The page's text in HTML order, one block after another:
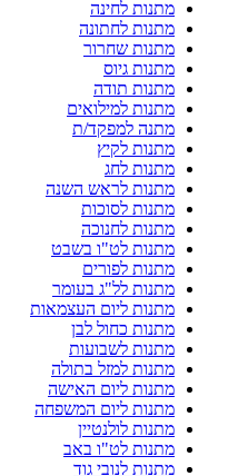
מתנות לחינה
מתנות לחתונה
מתנות שחרור
מתנות גיוס
מתנות תודה
מתנות למילואים
מתנה למפקד/ת
מתנות לקיץ
מתנות לחג
מתנות לראש השנה
מתנות לסוכות
מתנות לחנוכה
מתנות לט"ו בשבט
מתנות לפורים
מתנות לל"ג בעומר
מתנות ליום העצמאות
מתנות כחול לבן
מתנות לשבועות
מתנות למזל בתולה
מתנות ליום האישה
מתנות ליום המשפחה
מתנות לולנטיין
מתנות לט"ו באב
מתנות לנובי גוד